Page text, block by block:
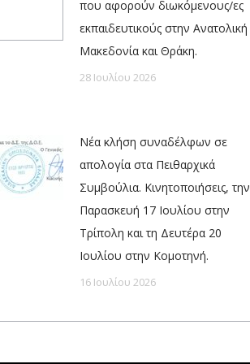
που αφορούν διωκόμενους/ες
εκπαιδευτικούς στην Ανατολική
Μακεδονία και Θράκη.
28 Ιουλίου 2026
Νέα κλήση συναδέλφων σε
απολογία στα Πειθαρχικά
Συμβούλια. Κινητοποιήσεις, την
Παρασκευή 17 Ιουλίου στην
Τρίπολη και τη Δευτέρα 20
Ιουλίου στην Κομοτηνή.
16 Ιουλίου 2026